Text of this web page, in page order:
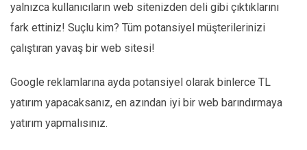
yalnızca kullanıcıların web sitenizden deli gibi çıktıklarını
fark ettiniz! Suçlu kim? Tüm potansiyel müşterilerinizi
çalıştıran yavaş bir web sitesi!
Google reklamlarına ayda potansiyel olarak binlerce TL
yatırım yapacaksanız, en azından iyi bir web barındırmaya
yatırım yapmalısınız.